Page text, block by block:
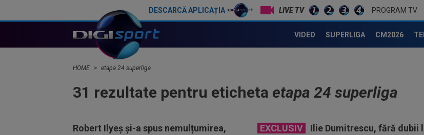
DESCARCĂ APLICAȚIA LIVE TV PROGRAM TV
VIDEO SUPERLIGA CM2026
HOME etapa 24 superliga
31 rezultate pentru eticheta etapa 24 superliga
Robert Ilyeș și-a spus nemulțumirea,
EXCLUSIV
Ilie Dumitrescu, fără dubii